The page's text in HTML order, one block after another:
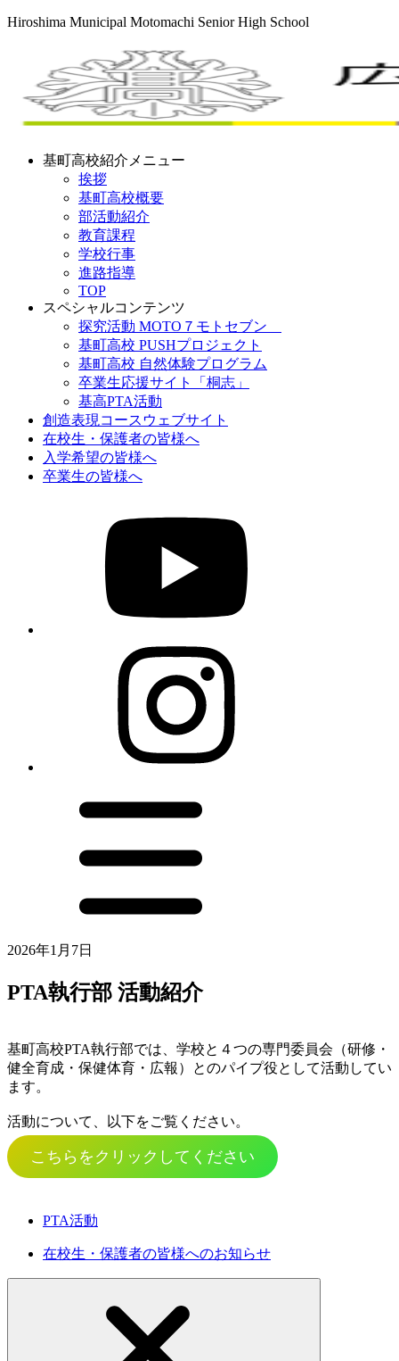
Hiroshima Municipal Motomachi Senior High School
基町高校紹介メニュー
挨拶
基町高校概要
部活動紹介
教育課程
学校行事
進路指導
TOP
スペシャルコンテンツ
探究活動 MOTO７モトセブン
基町高校 PUSHプロジェクト
基町高校 自然体験プログラム
卒業生応援サイト「桐志」
基高PTA活動
創造表現コースウェブサイト
在校生・保護者の皆様へ
入学希望の皆様へ
卒業生の皆様へ
2026年1月7日
PTA執行部 活動紹介
基町高校PTA執行部では、学校と４つの専門委員会（研修・
健全育成・保健体育・広報）とのパイプ役として活動してい
ます。
活動について、以下をご覧ください。
こちらをクリックしてください
PTA活動
在校生・保護者の皆様へのお知らせ